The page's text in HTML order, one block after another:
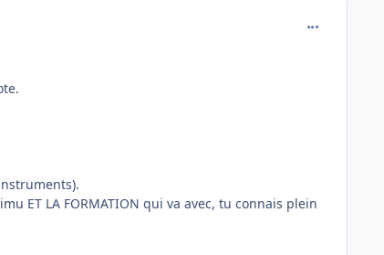
ET LA FORMATION qui va avec, tu connais plein